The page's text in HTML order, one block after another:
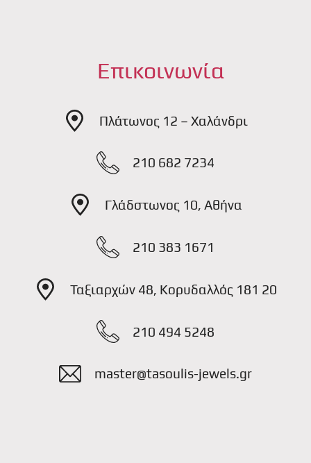
Επικοινωνία
Πλάτωνος 12 – Χαλάνδρι
210 682 7234
Γλάδστωνος 10, Αθήνα
210 383 1671
Ταξιαρχών 48, Κορυδαλλός 181 20
210 494 5248
master@tasoulis-jewels.gr